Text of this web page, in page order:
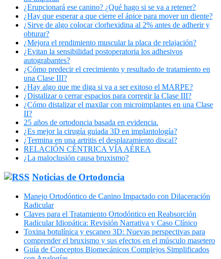
¿Erupcionará ese canino? ¿Qué hago si se va a retener?
¿Hay que esperar a que cierre el ápice para mover un diente?
¿Sirve de algo colocar clorhexidina al 2% antes de adherir y
obturar?
¿Mejora el rendimiento muscular la placa de relajación?
¿Evitan la sensibilidad postoperatoria los adhesivos
autograbantes?
¿Cómo predecir el crecimiento y resultado de tratamiento en
una Clase III?
¿Hay algo que me diga si va a ser exitoso el MARPE?
¿Distalizar o cerrar espacios para corregir la Clase III?
¿Cómo distalizar el maxilar con microimplantes en una Clase
II?
25 años de ortodoncia basada en evidencia.
¿Es mejor la cirugía guiada 3D en implantología?
¿Termina en una artritis el desplazamiento discal?
RELACIÓN CÉNTRICA VÍA AÉREA
¿La maloclusión causa bruxismo?
Noticias de Ortodoncia
Manejo Ortodóntico de Canino Impactado con Dilaceración
Radicular
Claves para el Tratamiento Ortodóntico en Reabsorción
Radicular Idiopática: Revisión Narrativa y Caso Clínico
Toxina botulínica y escaneo 3D: Nuevas perspectivas para
comprender el bruxismo y sus efectos en el músculo masetero
Guía de Conceptos Biomecánicos Complejos Simplificados